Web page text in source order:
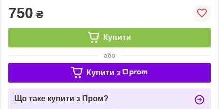
750 ₴
Купити
або
Купити з
Що таке купити з Пром?